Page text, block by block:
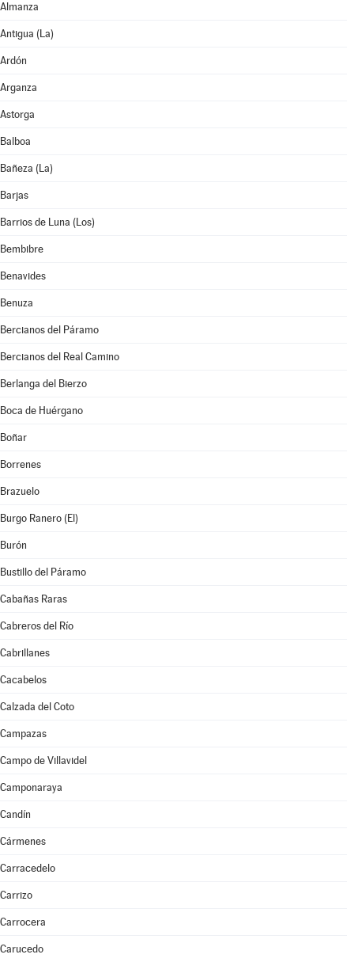
Almanza
Antigua (La)
Ardón
Arganza
Astorga
Balboa
Bañeza (La)
Barjas
Barrios de Luna (Los)
Bembibre
Benavides
Benuza
Bercianos del Páramo
Bercianos del Real Camino
Berlanga del Bierzo
Boca de Huérgano
Boñar
Borrenes
Brazuelo
Burgo Ranero (El)
Burón
Bustillo del Páramo
Cabañas Raras
Cabreros del Río
Cabrillanes
Cacabelos
Calzada del Coto
Campazas
Campo de Villavidel
Camponaraya
Candín
Cármenes
Carracedelo
Carrizo
Carrocera
Carucedo